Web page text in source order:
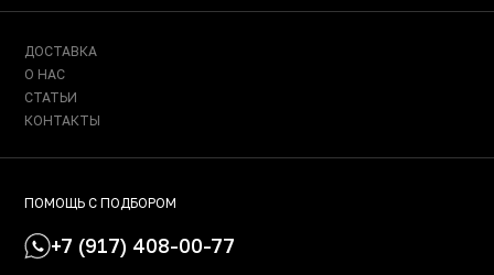
ДОСТАВКА
О НАС
СТАТЬИ
КОНТАКТЫ
ПОМОЩЬ С ПОДБОРОМ
+7 (917) 408-00-77